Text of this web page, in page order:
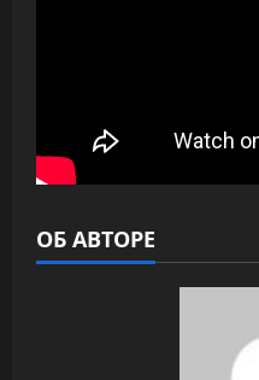
ОБ АВТОРЕ